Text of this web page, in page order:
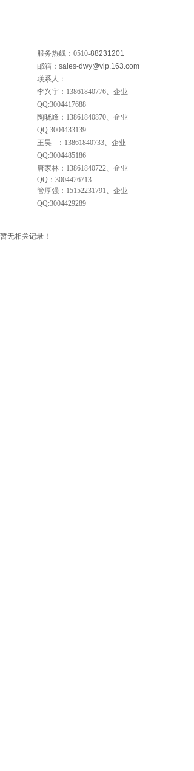
服务热线：0510-88231201
邮箱： sales-dwy@vip.163.com
联系人：
李兴宇：13861840776、企业
QQ:3004417688
陶晓峰：13861840870、企业
QQ:3004433139
王昊 ：13861840733、企业
QQ:3004485186
唐家林：13861840722、企业
QQ： 3004426713
管厚强：15152231791、企业
QQ:3004429289
暂无相关记录！